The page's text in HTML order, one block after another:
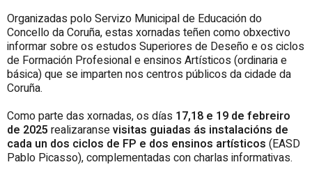
Organizadas polo Servizo Municipal de Educación do
Concello da Coruña, estas xornadas teñen como obxectivo
informar sobre os estudos Superiores de Deseño e os ciclos
de Formación Profesional e ensinos Artísticos (ordinaria e
básica) que se imparten nos centros públicos da cidade da
Coruña.
Como parte das xornadas, os días 17,18 e 19 de febreiro
de 2025 realizaransevisitas guiadas ás instalacións de
cada un dos ciclos de FP e dos ensinos artísticos (EASD
Pablo Picasso), complementadas con charlas informativas.